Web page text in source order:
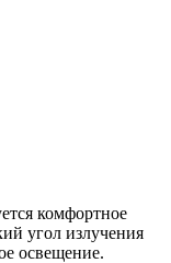
комфортное
угол излучения
освещение.